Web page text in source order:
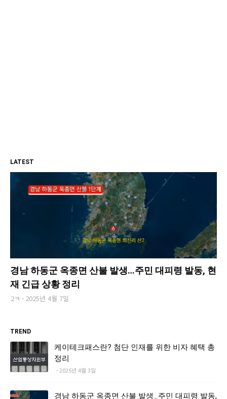
LATEST
경남 하동군 옥종면 산불 발생…주민 대피령 발동, 현
재 긴급 상황 정리
2ㅋ 2025년 4월 7일
TREND
케이테크패스란? 첨단 인재를 위한 비자 혜택 총
정리
2025년 4월 3일
경남 하동군 옥종면 산불 발생…주민 대피령 발동,